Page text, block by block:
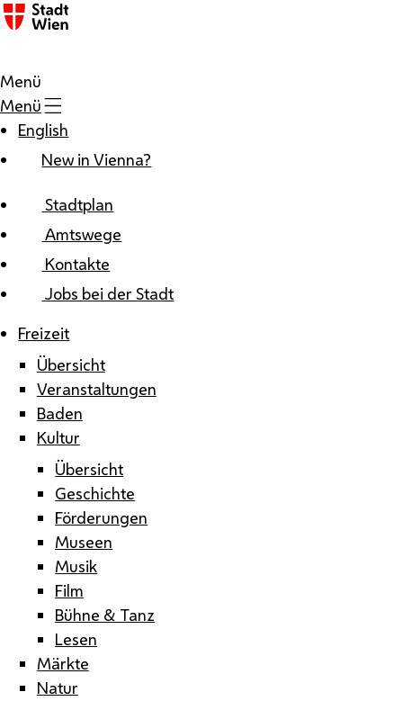
Zum Inhalt
Menü
Menü
English
New in Vienna?
Stadtplan
Amtswege
Kontakte
Jobs bei der Stadt
Freizeit
Übersicht
Veranstaltungen
Baden
Kultur
Übersicht
Geschichte
Förderungen
Museen
Musik
Film
Bühne & Tanz
Lesen
Märkte
Natur